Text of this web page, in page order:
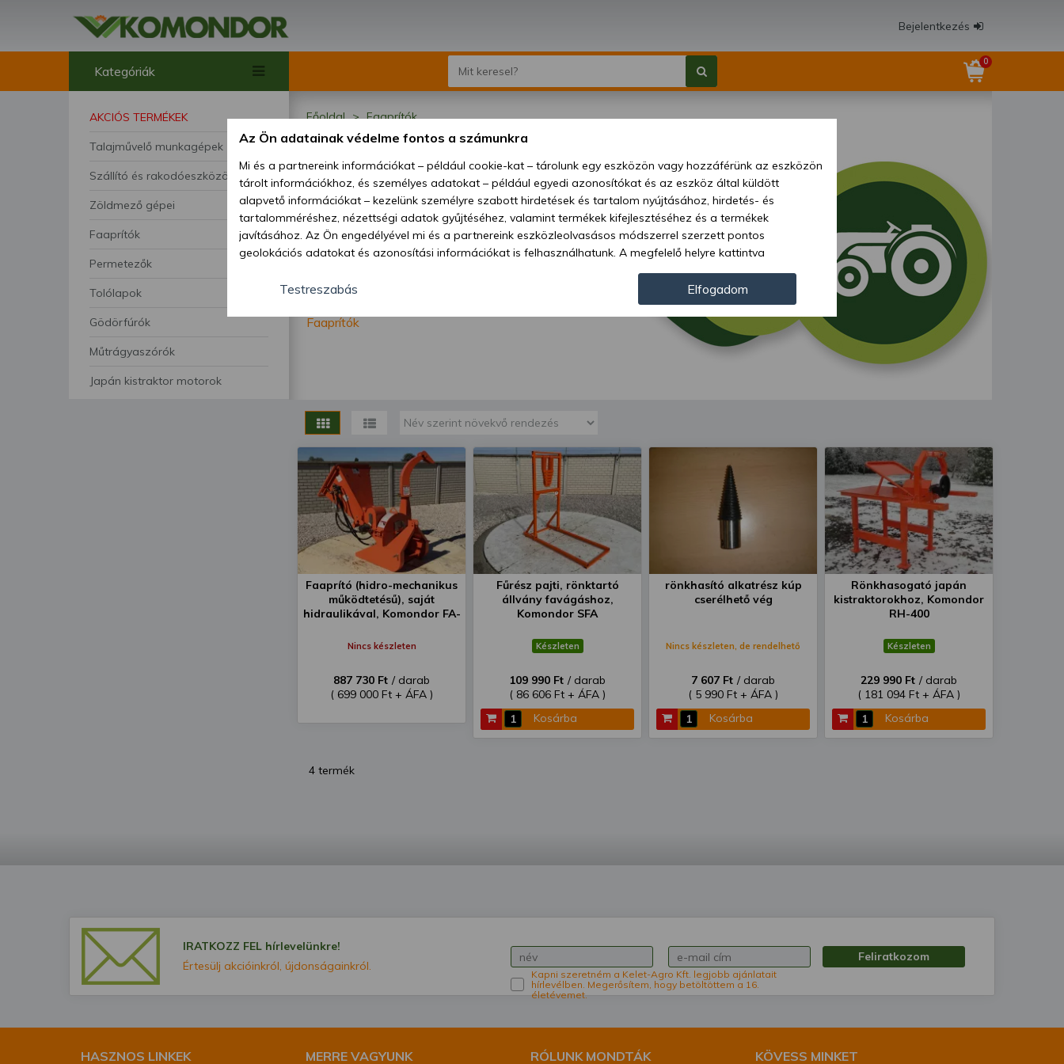
Bejelentkezés
Kategóriák
AKCIÓS TERMÉKEK
Talajművelő munkagépek
Szállító és rakodóeszközök
Zöldmező gépei
Faaprítók
Permetezők
Tolólapok
Gödörfúrók
Műtrágyaszórók
Japán kistraktor motorok
0
Főoldal Faaprítók
Faaprítók
Faaprítók
Faaprító (hidro-mechanikus
működtetésű), saját
hidraulikával, Komondor FA-
Nincs készleten
887 730 Ft / darab
( 699 000 Ft + ÁFA )
Fűrész pajti, rönktartó
állvány favágáshoz,
Komondor SFA
Készleten
109 990 Ft / darab
( 86 606 Ft + ÁFA )
Kosárba
rönkhasító alkatrész kúp
cserélhető vég
Nincs készleten, de rendelhető
7 607 Ft / darab
( 5 990 Ft + ÁFA )
Kosárba
Rönkhasogató japán
kistraktorokhoz, Komondor
RH-400
Készleten
229 990 Ft / darab
( 181 094 Ft + ÁFA )
Kosárba
4 termék
IRATKOZZ FEL hírlevelünkre!
Értesülj akcióinkról, újdonságainkról.
Kapni szeretném a Kelet-Agro Kft. legjobb ajánlatait
hírlevélben. Megerősítem, hogy betöltöttem a 16.
életévemet.
Feliratkozom
HASZNOS LINKEK MERRE VAGYUNK RÓLUNK MONDTÁK KÖVESS MINKET
Az Ön adatainak védelme fontos a számunkra
Mi és a partnereink információkat – például cookie-kat – tárolunk egy eszközön vagy hozzáférünk az eszközön
tárolt információkhoz, és személyes adatokat – például egyedi azonosítókat és az eszköz által küldött
alapvető információkat – kezelünk személyre szabott hirdetések és tartalom nyújtásához, hirdetés- és
tartalomméréshez, nézettségi adatok gyűjtéséhez, valamint termékek kifejlesztéséhez és a termékek
javításához. Az Ön engedélyével mi és a partnereink eszközleolvasásos módszerrel szerzett pontos
geolokációs adatokat és azonosítási információkat is felhasználhatunk. A megfelelő helyre kattintva
hozzájárulhat ahhoz, hogy mi és a partnereink a fent leírtak szerint adatkezelést végezzünk. Másik
lehetőségként a hozzájárulás megadása vagy elutasítása előtt részletesebb információkhoz juthat, és
megváltoztathatja beállításait. Felhívjuk figyelmét, hogy személyes adatainak bizonyos kezeléséhez nem
feltétlenül szükséges az Ön hozzájárulása, de jogában áll tiltakozni az ilyen jellegű adatkezelés ellen. A
beállításai csak erre a weboldalra érvényesek. Erre a webhelyre visszatérve vagy az adatvédelmi szabályzatunk
Testreszabás Elfogadom